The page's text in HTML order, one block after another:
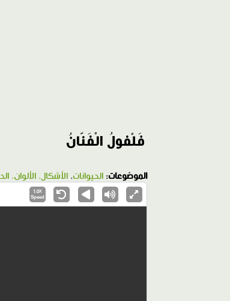
فَلْفولُ الْفَنّانُ
الموضوعات: الحيوانات، الأشكال، الألوان،
1.0X
Speed